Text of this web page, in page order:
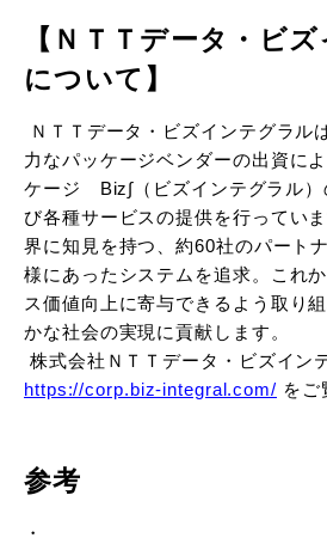
【ＮＴＴデータ・ビ
について】
ＮＴＴデータ・ビズインテグラル
力なパッケージベンダーの出資に
ケージ Biz∫（ビズインテグラル）
び各種サービスの提供を行ってい
界に知見を持つ、約60社のパート
様にあったシステムを追求。これ
ス価値向上に寄与できるよう取り
かな社会の実現に貢献します。
株式会社ＮＴＴデータ・ビズイン
https://corp.biz-integral.com/ をご
参考
・